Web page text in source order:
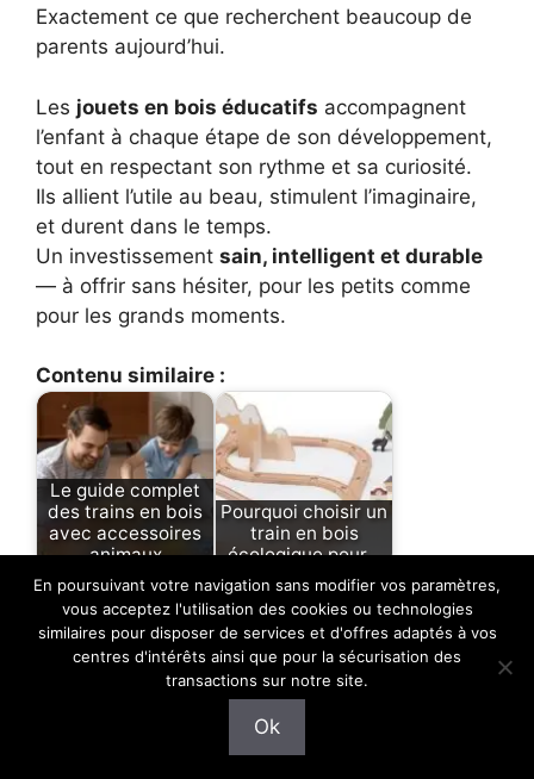
Exactement ce que recherchent beaucoup de
parents aujourd’hui.
Les jouets en bois éducatifs accompagnent
l’enfant à chaque étape de son développement,
tout en respectant son rythme et sa curiosité.
Ils allient l’utile au beau, stimulent l’imaginaire,
et durent dans le temps.
Un investissement sain, intelligent et durable
— à offrir sans hésiter, pour les petits comme
pour les grands moments.
Contenu similaire :
Le guide complet
des trains en bois
avec accessoires
animaux
Pourquoi choisir un
train en bois
écologique pour…
Pourquoi les trains
Train Fisher Price :
Guide +…
En poursuivant votre navigation sans modifier vos paramètres,
vous acceptez l'utilisation des cookies ou technologies
similaires pour disposer de services et d'offres adaptés à vos
centres d'intérêts ainsi que pour la sécurisation des
transactions sur notre site.
Ok